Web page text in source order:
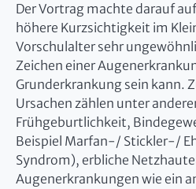
Der Vortrag machte darauf
höhere Kurzsichtigkeit im
Vorschulalter sehr
Zeichen einer
Grunderkrankung sein kann.
Ursachen zählen unter
Frühgeburtlichkeit,
Beispiel Marfan-/ Stickler-/
Syndrom), erbliche
Augenerkrankungen wie ein